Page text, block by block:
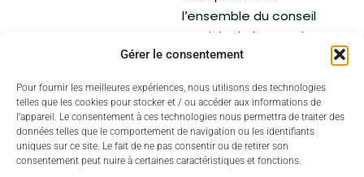
Gérer le consentement
Pour fournir les meilleures expériences, nous utilisons des technologies
telles que les cookies pour stocker et / ou accéder aux informations de
l’appareil. Le consentement à ces technologies nous permettra de traiter des
données telles que le comportement de navigation ou les identifiants
uniques sur ce site. Le fait de ne pas consentir ou de retirer son
consentement peut nuire à certaines caractéristiques et fonctions.
l’ensemble du conseil
municipaux, les projets en
services publics dont
dispose la collectivité.
On vous attend nombreux